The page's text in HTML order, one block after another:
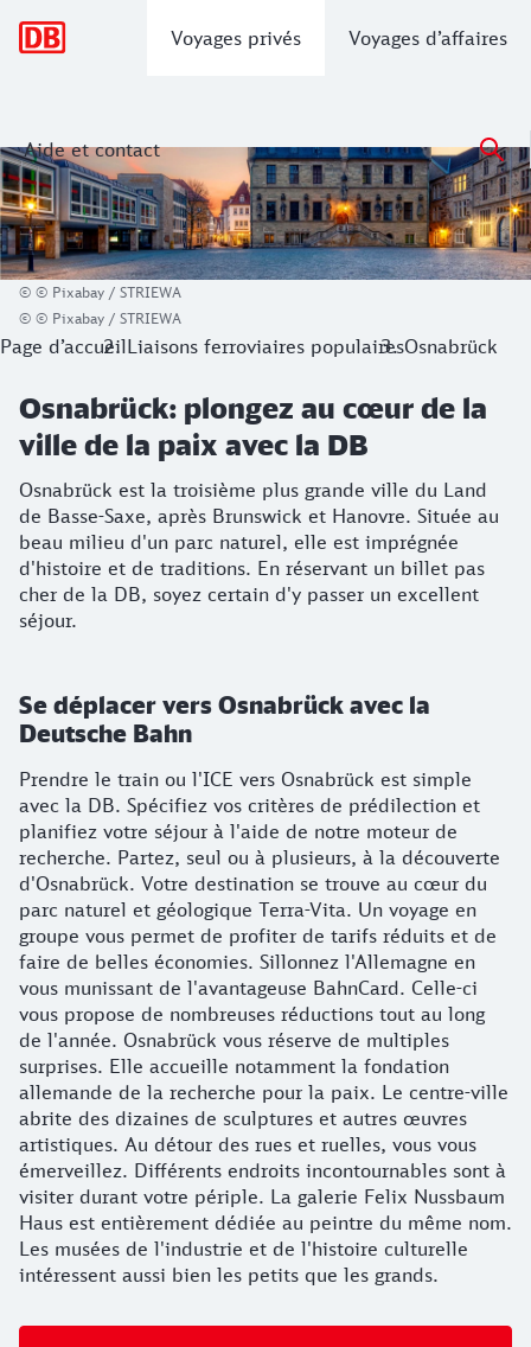
Voyages privés Voyages d’affaires
Aide et contact
Osnabrück: plongez au cœur de la
Osnabrück est la troisième plus grande ville du Land de
© © Pixabay / STRIEWA
© © Pixabay / STRIEWA
Page d’accueilLiaisons ferroviaires populairesOsnabrück
Osnabrück: plongez au cœur de la
ville de la paix avec la DB
Osnabrück est la troisième plus grande ville du Land
de Basse-Saxe, après Brunswick et Hanovre. Située au
beau milieu d'un parc naturel, elle est imprégnée
d'histoire et de traditions. En réservant un billet pas
cher de la DB, soyez certain d'y passer un excellent
séjour.
Se déplacer vers Osnabrück avec la
Deutsche Bahn
Prendre le train ou l'ICE vers Osnabrück est simple
avec la DB. Spécifiez vos critères de prédilection et
planifiez votre séjour à l'aide de notre moteur de
recherche. Partez, seul ou à plusieurs, à la découverte
d'Osnabrück. Votre destination se trouve au cœur du
parc naturel et géologique Terra-Vita. Un voyage en
groupe vous permet de profiter de tarifs réduits et de
faire de belles économies. Sillonnez l'Allemagne en
vous munissant de l'avantageuse BahnCard. Celle-ci
vous propose de nombreuses réductions tout au long
de l'année. Osnabrück vous réserve de multiples
surprises. Elle accueille notamment la fondation
allemande de la recherche pour la paix. Le centre-ville
abrite des dizaines de sculptures et autres œuvres
artistiques. Au détour des rues et ruelles, vous vous
émerveillez. Différents endroits incontournables sont à
visiter durant votre périple. La galerie Felix Nussbaum
Haus est entièrement dédiée au peintre du même nom.
Les musées de l'industrie et de l'histoire culturelle
intéressent aussi bien les petits que les grands.